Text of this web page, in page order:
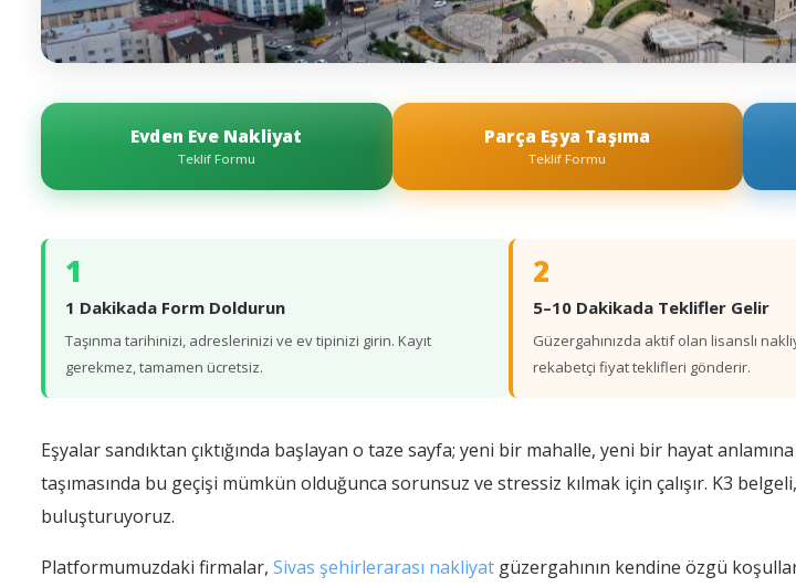
Evden Eve Nakliyat
Teklif Formu
Parça Eşya Taşıma
Teklif Formu
1
1 Dakikada Form Doldurun
Taşınma tarihinizi, adreslerinizi ve ev tipinizi girin. Kayıt
gerekmez, tamamen ücretsiz.
2
5–10 Dakikada Teklifler Gelir
Güzergahınızda aktif olan lisanslı
rekabetçi fiyat teklifleri gönderir.
Eşyalar sandıktan çıktığında başlayan o taze sayfa; yeni bir mahalle, yeni bir hayat
taşımasında bu geçişi mümkün olduğunca sorunsuz ve stressiz kılmak için çalışır. K3
buluşturuyoruz.
Platformumuzdaki firmalar, Sivas şehirlerarası nakliyat güzergahının kendine özgü